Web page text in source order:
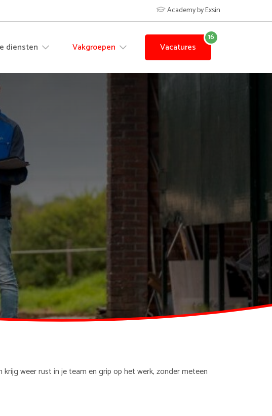
Academy by Exsin
diensten Vakgroepen Vacatures
weer rust in je team en grip op het werk, zonder meteen